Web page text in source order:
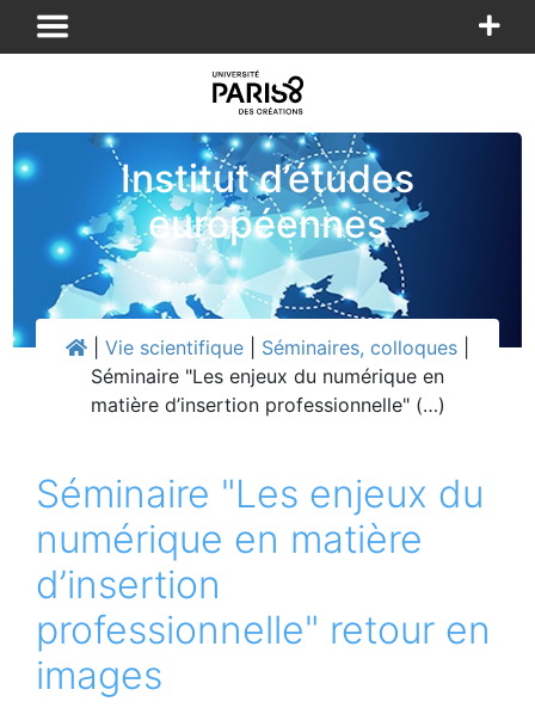
Panneau de gestion des cookies
Institut d’études
européennes
Vie scientifique Séminaires, colloques
Séminaire "Les enjeux du numérique en
matière d’insertion professionnelle" (…)
Séminaire "Les enjeux du
numérique en matière
d’insertion
professionnelle" retour en
images